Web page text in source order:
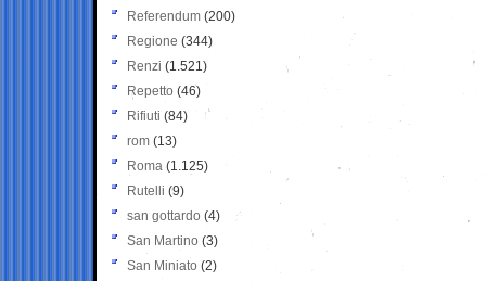
Referendum (200)
Regione (344)
Renzi (1.521)
Repetto (46)
Rifiuti (84)
rom (13)
Roma (1.125)
Rutelli (9)
san gottardo (4)
San Martino (3)
San Miniato (2)